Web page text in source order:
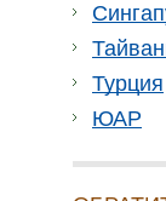
Турция
ЮАР